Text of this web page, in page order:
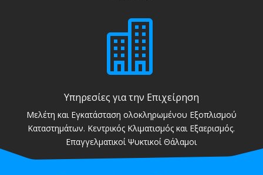

Υπηρεσίες για την Επιχείρηση
Μελέτη και Εγκατάσταση ολοκληρωμένου Εξοπλισμού
Καταστημάτων. Κεντρικός Κλιματισμός και Εξαερισμός.
Επαγγελματικοί Ψυκτικοί Θάλαμοι